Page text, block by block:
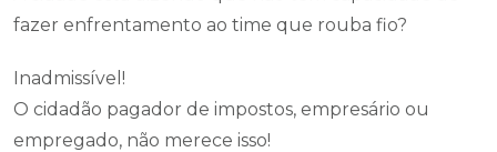
fazer enfrentamento ao time que rouba fio?
Inadmissível!
O cidadão pagador de impostos, empresário ou
empregado, não merece isso!